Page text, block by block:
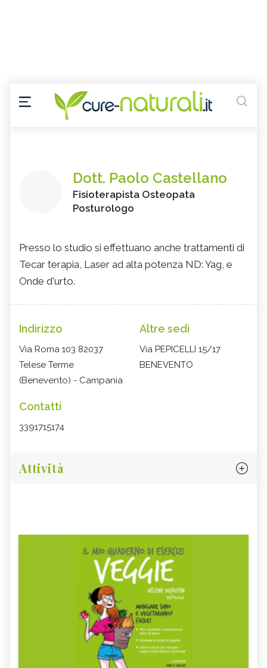
Dott. Paolo Castellano
Fisioterapista Osteopata
Posturologo
Presso lo studio si effettuano anche trattamenti di
Tecar terapia, Laser ad alta potenza ND: Yag, e
Onde d'urto.
Indirizzo
Via Roma 103 82037
Telese Terme
(Benevento) - Campania
Altre sedi
Via PEPICELLI 15/17
BENEVENTO
Contatti
3391715174
Attività